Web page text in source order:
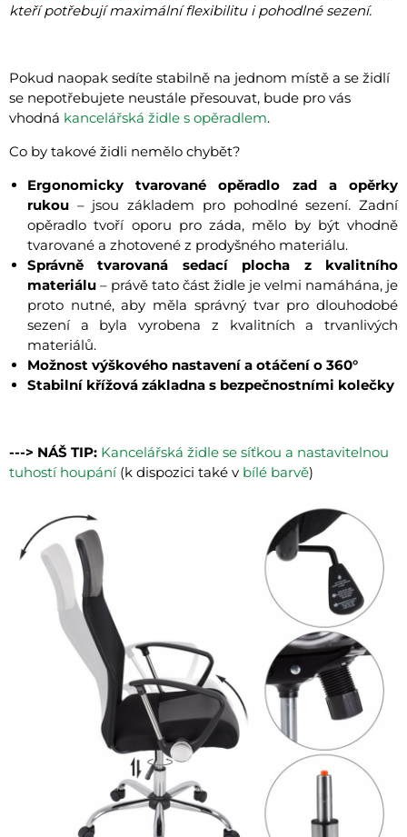
kteří potřebují maximální flexibilitu i pohodlné sezení.
Pokud naopak sedíte stabilně na jednom místě a se židlí
se nepotřebujete neustále přesouvat, bude pro vás
vhodná kancelářská židle s opěradlem.
Co by takové židli nemělo chybět?
Ergonomicky tvarované opěradlo zad a opěrky
rukou – jsou základem pro pohodlné sezení. Zadní
opěradlo tvoří oporu pro záda, mělo by být vhodně
tvarované a zhotovené z prodyšného materiálu.
Správně tvarovaná sedací plocha z kvalitního
materiálu – právě tato část židle je velmi namáhána, je
proto nutné, aby měla správný tvar pro dlouhodobé
sezení a byla vyrobena z kvalitních a trvanlivých
materiálů.
Možnost výškového nastavení a otáčení o 360°
Stabilní křížová základna s bezpečnostními kolečky
---> NÁŠ TIP: Kancelářská židle se síťkou a nastavitelnou
tuhostí houpání(k dispozici také v bílé barvě)